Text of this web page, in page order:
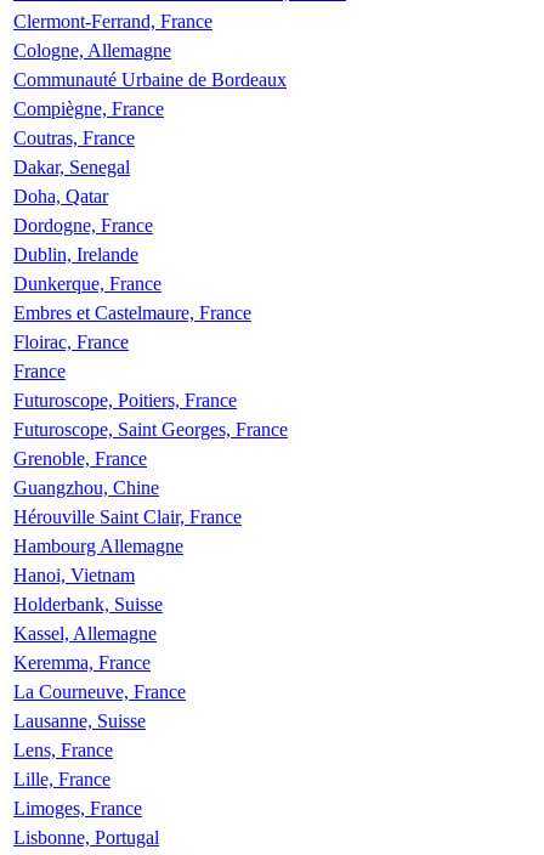
Clermont-Ferrand, France
Cologne, Allemagne
Communauté Urbaine de Bordeaux
Compiègne, France
Coutras, France
Dakar, Senegal
Doha, Qatar
Dordogne, France
Dublin, Irelande
Dunkerque, France
Embres et Castelmaure, France
Floirac, France
France
Futuroscope, Poitiers, France
Futuroscope, Saint Georges, France
Grenoble, France
Guangzhou, Chine
Hérouville Saint Clair, France
Hambourg Allemagne
Hanoi, Vietnam
Holderbank, Suisse
Kassel, Allemagne
Keremma, France
La Courneuve, France
Lausanne, Suisse
Lens, France
Lille, France
Limoges, France
Lisbonne, Portugal